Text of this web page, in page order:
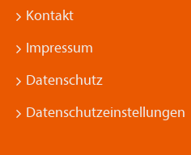
Kontakt
Impressum
Datenschutz
Datenschutzeinstellungen